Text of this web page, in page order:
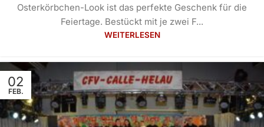
Osterkörbchen-Look ist das perfekte Geschenk für die
Feiertage. Bestückt mit je zwei F...
WEITERLESEN
02
FEB.